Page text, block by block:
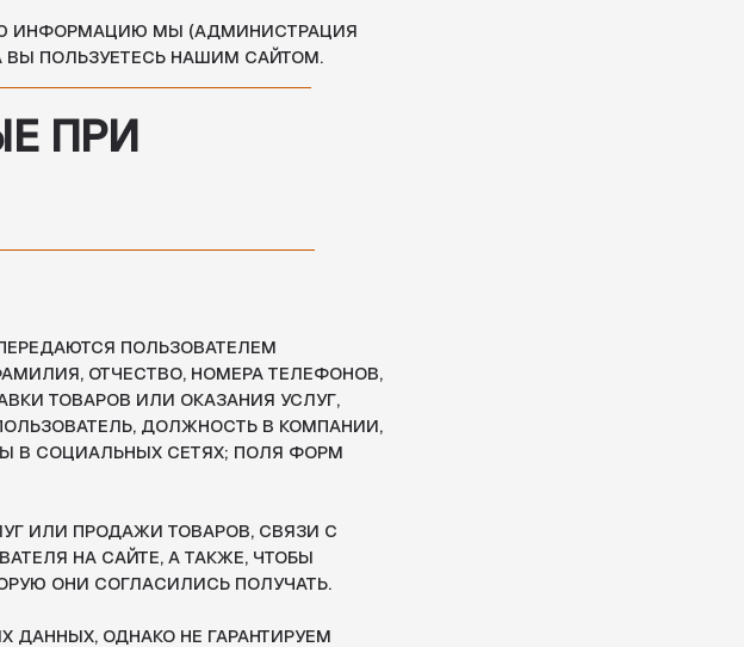
ПОЛЬЗОВАТЕЛЕМ
НОМЕРА ТЕЛЕФОНОВ,
ИЛИ ОКАЗАНИЯ УСЛУГ,
СЕТЯХ; ПОЛЯ ФОРМ
ТОВАРОВ, СВЯЗИ С
А ТАКЖЕ, ЧТОБЫ
ПОЛУЧАТЬ.
С НАМИ ПРИ НЕКОРРЕКТНЫХ
ОТЗЫВА, ОБРАТНОЙ СВЯЗИ И